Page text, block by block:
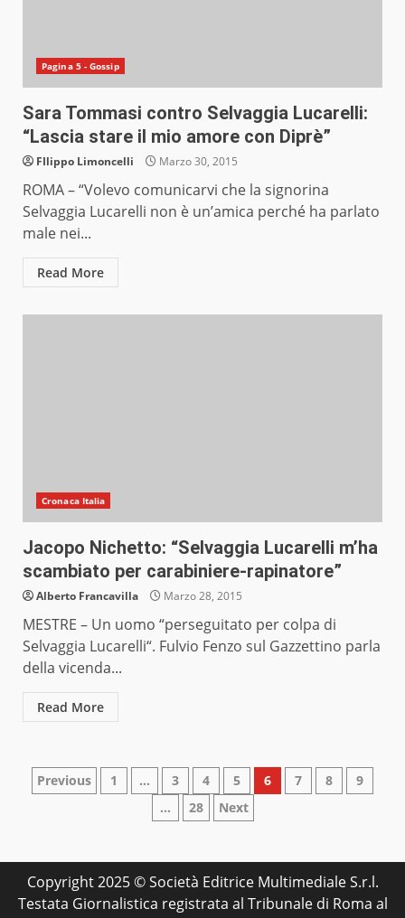
Pagina 5 - Gossip
Sara Tommasi contro Selvaggia Lucarelli:
“Lascia stare il mio amore con Diprè”
FIlippo Limoncelli Marzo 30, 2015
ROMA – “Volevo comunicarvi che la signorina
Selvaggia Lucarelli non è un’amica perché ha parlato
male nei...
Read More
Cronaca Italia
Jacopo Nichetto: “Selvaggia Lucarelli m’ha
scambiato per carabiniere-rapinatore”
Alberto Francavilla Marzo 28, 2015
MESTRE – Un uomo “perseguitato per colpa di
Selvaggia Lucarelli“. Fulvio Fenzo sul Gazzettino parla
della vicenda...
Read More
Paginazione
articoli
Previous 1 … 3 4 5 6 7 8
9
…
28 Next
Copyright 2025 © Società Editrice Multimediale S.r.l.
Testata Giornalistica registrata al Tribunale di Roma al